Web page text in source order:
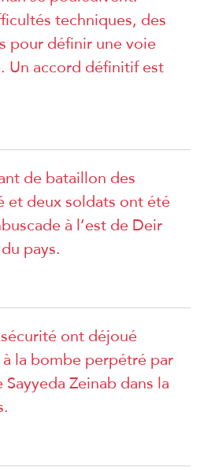
techniques, des
pour définir une voie
Un accord définitif est
de bataillon des
et deux soldats ont été
à l’est de Deir
pays.
ont déjoué
la bombe perpétré par
Zeinab dans la